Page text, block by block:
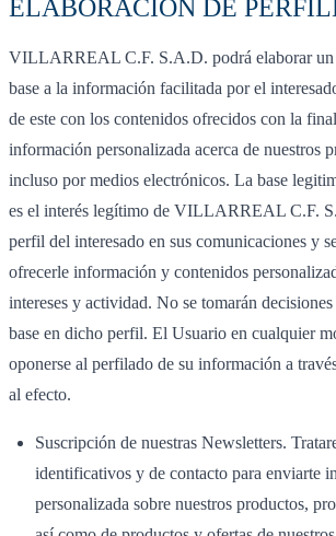
ELABORACIÓN DE
VILLARREAL C.F. S.A.D. podrá elaborar un
base a la información facilitada por el
de este con los contenidos ofrecidos con la
información personalizada acerca de nuestros
incluso por medios electrónicos. La base
es el interés legítimo de VILLARREAL C.F.
perfil del interesado en sus comunicaciones y
ofrecerle información y contenidos
intereses y actividad. No se tomarán
base en dicho perfil. El Usuario en cualquier
oponerse al perfilado de su información a
al efecto.
Suscripción de nuestras Newsletters.
identificativos y de contacto para enviarte
personalizada sobre nuestros productos,